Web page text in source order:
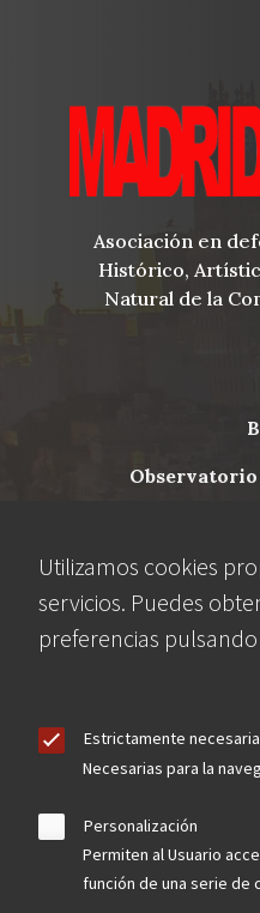
Utilizamos cookies
servicios. Puedes
preferencias
Estrictamente
Necesarias para la
Personalización
Permiten al Usuario
función de una serie de
Asociación en
Histórico,
Natural de la
Menu